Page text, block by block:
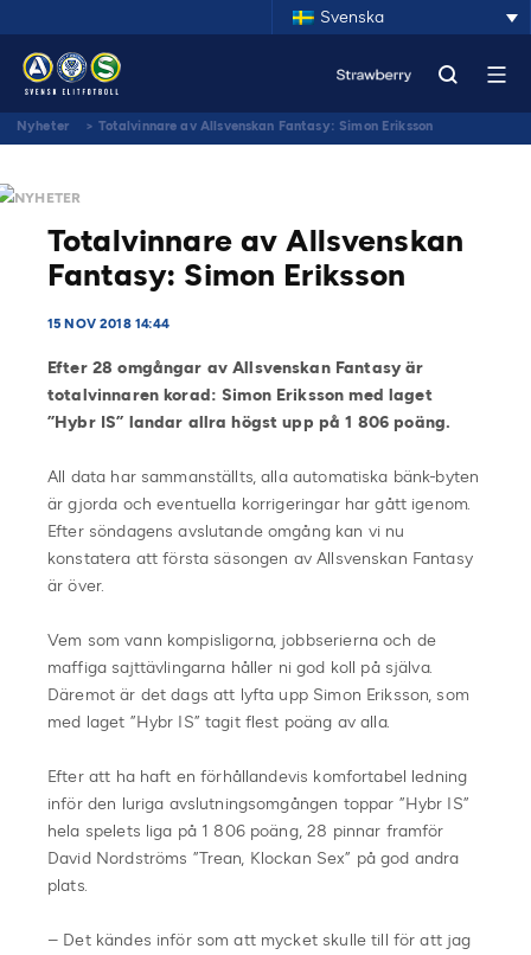
Svenska
Nyheter > Totalvinnare av Allsvenskan Fantasy: Simon Eriksson
NYHETER
Totalvinnare av Allsvenskan
Fantasy: Simon Eriksson
15 NOV 2018 14:44
Efter 28 omgångar av Allsvenskan Fantasy är
totalvinnaren korad: Simon Eriksson med laget
”Hybr IS” landar allra högst upp på 1 806 poäng.
All data har sammanställts, alla automatiska bänk-byten
är gjorda och eventuella korrigeringar har gått igenom.
Efter söndagens avslutande omgång kan vi nu
konstatera att första säsongen av Allsvenskan Fantasy
är över.
Vem som vann kompisligorna, jobbserierna och de
maffiga sajttävlingarna håller ni god koll på själva.
Däremot är det dags att lyfta upp Simon Eriksson, som
med laget ”Hybr IS” tagit flest poäng av alla.
Efter att ha haft en förhållandevis komfortabel ledning
inför den luriga avslutningsomgången toppar ”Hybr IS”
hela spelets liga på 1 806 poäng, 28 pinnar framför
David Nordströms ”Trean, Klockan Sex” på god andra
plats.
– Det kändes inför som att mycket skulle till för att jag